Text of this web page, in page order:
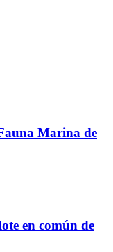
Marina de
en común de